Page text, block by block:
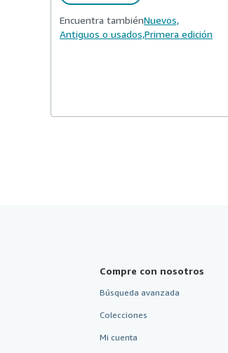
Encuentra tambiénNuevos,
Antiguos o usados,Primera edición
Compre con nosotros
Búsqueda avanzada
Colecciones
Mi cuenta